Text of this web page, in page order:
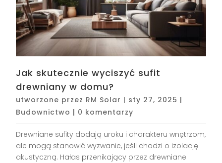
Jak skutecznie wyciszyć sufit
drewniany w domu?
utworzone przez RM Solar | sty 27, 2025 |
Budownictwo | 0 komentarzy
Drewniane sufity dodają uroku i charakteru wnętrzom,
ale mogą stanowić wyzwanie, jeśli chodzi o izolację
akustyczną. Hałas przenikający przez drewniane